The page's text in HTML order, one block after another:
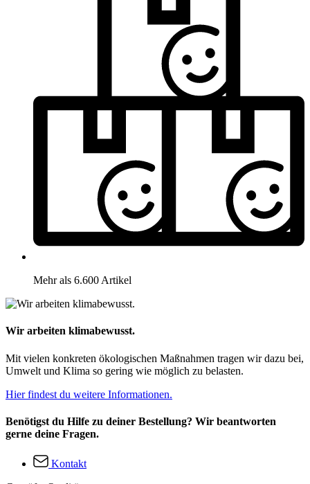
Mehr als 6.600 Artikel
Wir arbeiten klimabewusst.
Mit vielen konkreten ökologischen Maßnahmen tragen wir dazu bei,
Umwelt und Klima so gering wie möglich zu belasten.
Hier findest du weitere Informationen.
Benötigst du Hilfe zu deiner Bestellung? Wir beantworten
gerne deine Fragen.
Kontakt